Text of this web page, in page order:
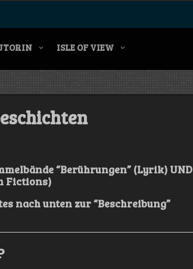
ISLE OF VIEW
“Berührungen” (Lyrik) UND
Fictions)
nach unten zur “Beschreibung”